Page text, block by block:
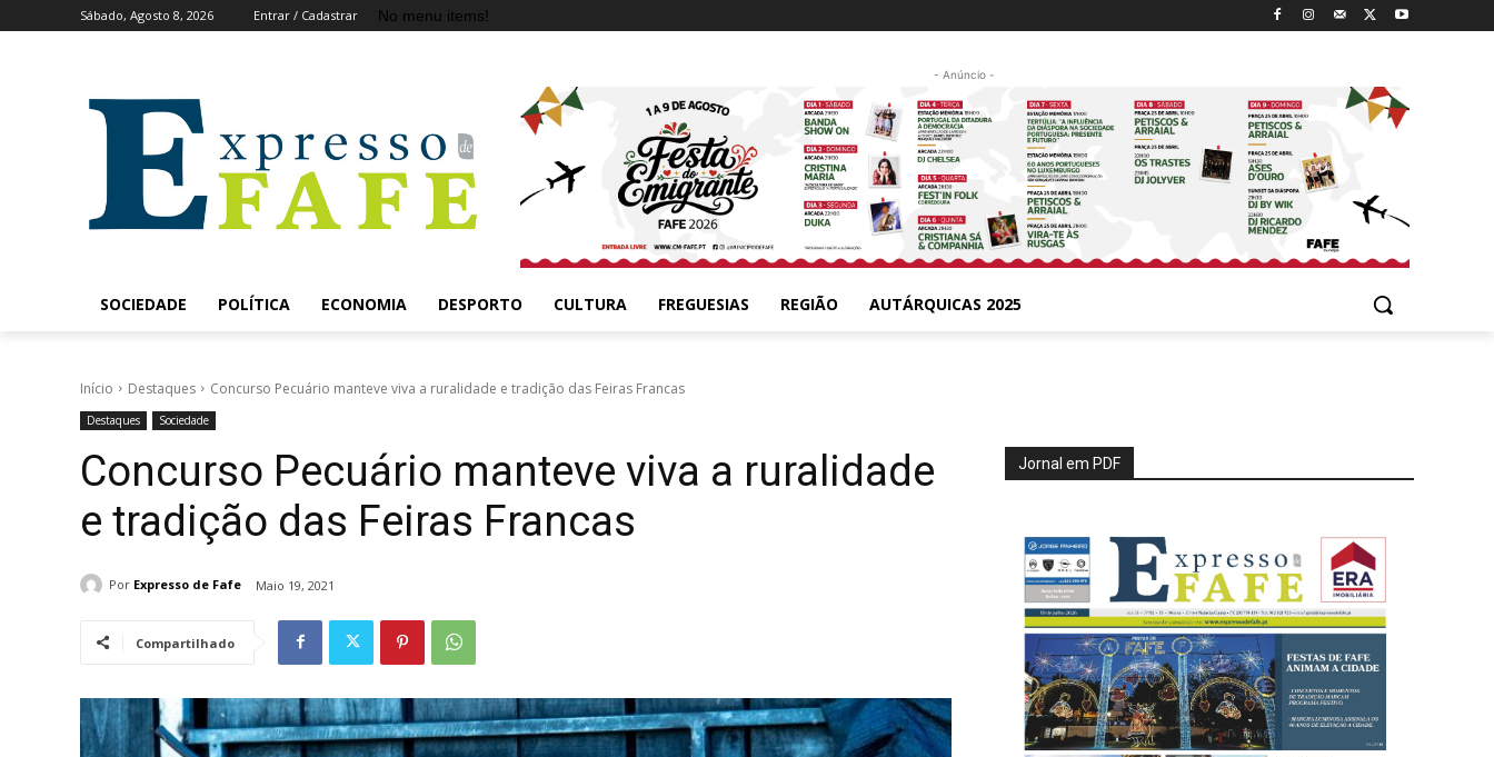
Sábado, Agosto 8, 2026 Entrar / Cadastrar No menu items!
- Anúncio -
SOCIEDADE POLÍTICA ECONOMIA DESPORTO CULTURA FREGUESIAS REGIÃO AUTÁRQUICAS 2025
Início Destaques Concurso Pecuário manteve viva a ruralidade e tradição das Feiras Francas
Destaques Sociedade
Concurso Pecuário manteve viva a ruralidade
e tradição das Feiras Francas
Por Expresso de Fafe Maio 19, 2021
Compartilhado
Jornal em PDF